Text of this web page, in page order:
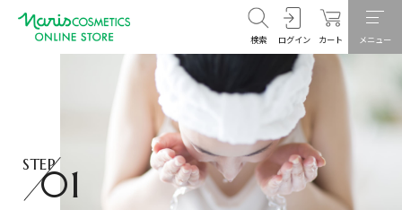
検索 ログイン カート メニュー
STEP01